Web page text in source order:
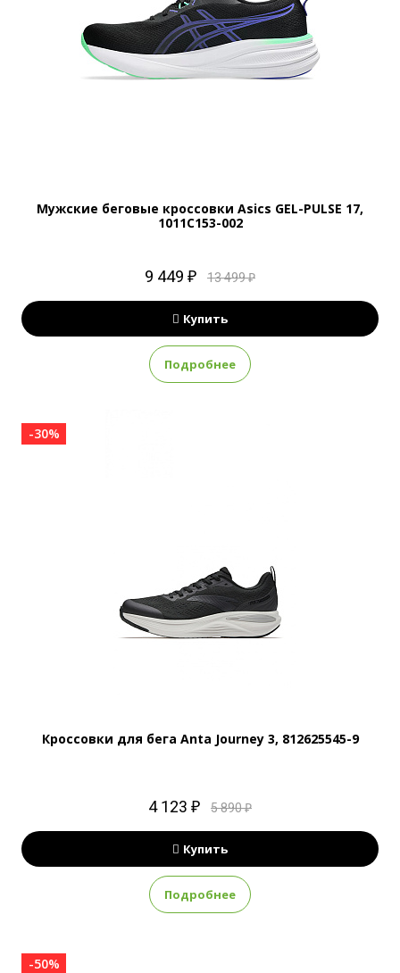
Мужские беговые кроссовки Asics GEL-PULSE 17,
1011C153-002
9 449 ₽ 13 499 ₽
Купить
Подробнее
-30%
Кроссовки для бега Anta Journey 3, 812625545-9
4 123 ₽ 5 890 ₽
Купить
Подробнее
-50%